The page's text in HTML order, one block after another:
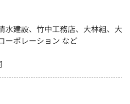
水建設、竹中工務店、大林組、大
ーポレーション など